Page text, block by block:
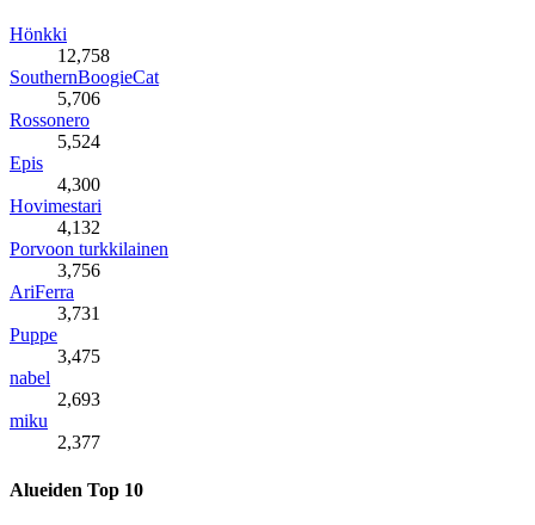
Hönkki
12,758
SouthernBoogieCat
5,706
Rossonero
5,524
Epis
4,300
Hovimestari
4,132
Porvoon turkkilainen
3,756
AriFerra
3,731
Puppe
3,475
nabel
2,693
miku
2,377
Alueiden Top 10